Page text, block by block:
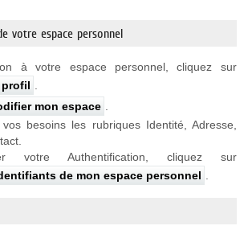
votre espace personnel
à votre espace personnel, cliquez sur
mon espace
besoins les rubriques Identité, Adresse,
votre Authentification, cliquez sur
de mon espace personnel